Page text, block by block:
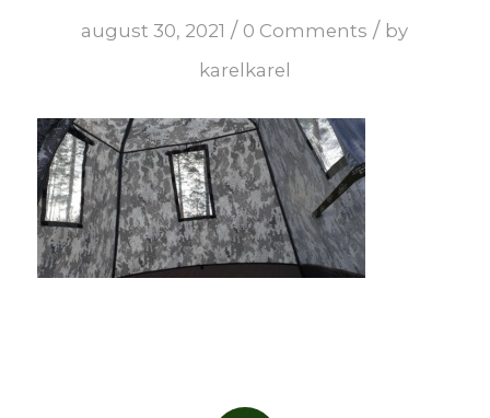
august 30, 2021 / 0 Comments / by
karelkarel